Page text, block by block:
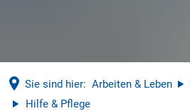
Sie sind hier: Arbeiten & Leben
Hilfe & Pflege